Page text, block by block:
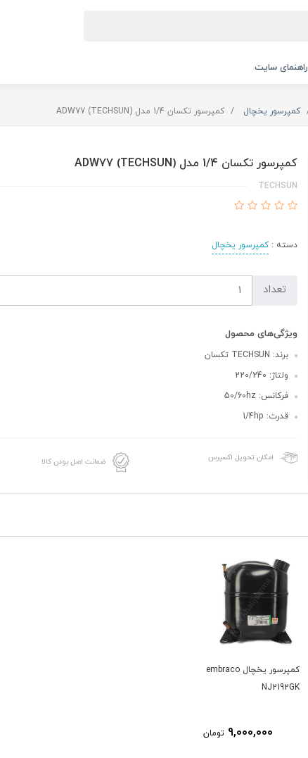
راهنمای سایت
کمپرسور یخچال کمپرسور تکسان 1/4 مدل ADW77 (TECHSUN)
کمپرسور تکسان 1/4 مدل ADW77 (TECHSUN)
TECHSUN
دسته :کمپرسور یخچال
تعداد
ویژگی‌های محصول
برند: TECHSUN تکسان
ولتاژ: 220/240
فرکانس: 50/60hz
قدرت: 1/4hp
امکان تحویل اکسپرس ضمانت اصل بودن کالا
کمپرسور یخچال embraco
NJ2192GK
9,000,000 تومان